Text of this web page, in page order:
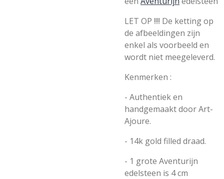
LET OP !!!! De ketting op
de afbeeldingen zijn
enkel als voorbeeld en
wordt niet meegeleverd.
Kenmerken :
- Authentiek en
handgemaakt doorArt-
Ajoure.
- 14k gold filled draad.
- 1 grote Aventurijn
edelsteen is 4 cm